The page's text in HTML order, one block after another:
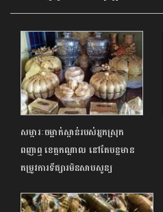
សម្ភារៈចម្លាក់ស្ពាន់របស់អ្នកស្រុក
ពញាឮ ខេត្តកណ្តាល នៅតែបន្តមាន
តម្រូវការទីផ្សារមិនសាបសូន្យ